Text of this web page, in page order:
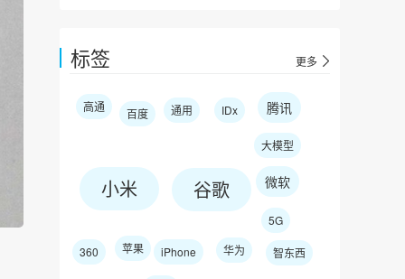
标签 更多
高通 百度 通用 IDx 腾讯
大模型
小米 谷歌 微软
5G
360 苹果 iPhone 华为 智东西